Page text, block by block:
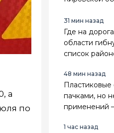
а
по
31 мин назад
Где на
области
список
48 мин назад
Пластиковые
пачками, но
применений
1 час назад